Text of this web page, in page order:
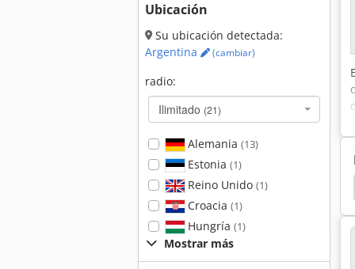
Ubicación
Su ubicación detectada:
Argentina
(cambiar)
radio:
Ilimitado (21)
Alemania (13)
Estonia (1)
Reino Unido (1)
Croacia (1)
Hungría (1)
Mostrar más
Sierra Horizontal Bomar